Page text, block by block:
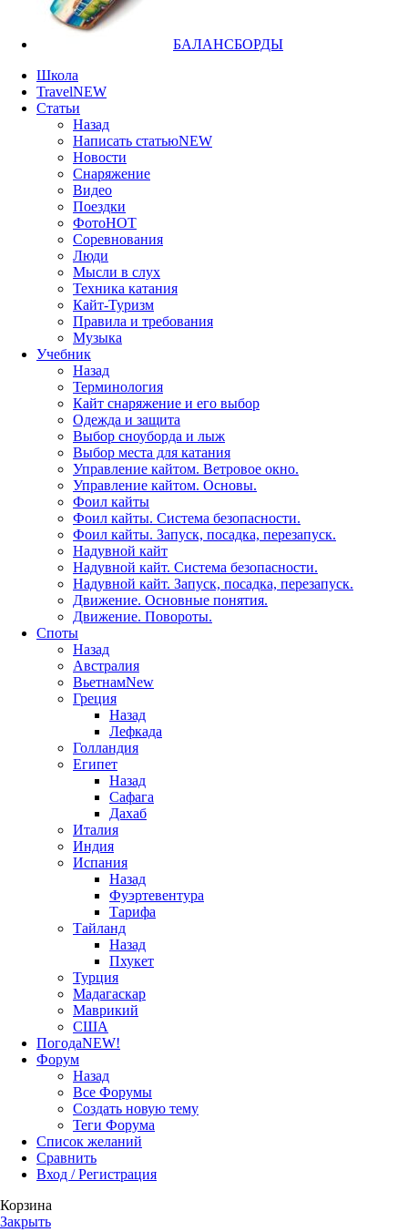
БАЛАНСБОРДЫ
Школа
TravelNEW
Статьи
Назад
Написать статьюNEW
Новости
Снаряжение
Видео
Поездки
ФотоHOT
Соревнования
Люди
Мысли в слух
Техника катания
Кайт-Туризм
Правила и требования
Музыка
Учебник
Назад
Терминология
Кайт снаряжение и его выбор
Одежда и защита
Выбор сноуборда и лыж
Выбор места для катания
Управление кайтом. Ветровое окно.
Управление кайтом. Основы.
Фоил кайты
Фоил кайты. Система безопасности.
Фоил кайты. Запуск, посадка, перезапуск.
Надувной кайт
Надувной кайт. Система безопасности.
Надувной кайт. Запуск, посадка, перезапуск.
Движение. Основные понятия.
Движение. Повороты.
Споты
Назад
Австралия
ВьетнамNew
Греция
Назад
Лефкада
Голландия
Египет
Назад
Сафага
Дахаб
Италия
Индия
Испания
Назад
Фуэртевентура
Тарифа
Тайланд
Назад
Пхукет
Турция
Мадагаскар
Маврикий
США
ПогодаNEW!
Форум
Назад
Все Форумы
Создать новую тему
Теги Форума
Список желаний
Сравнить
Вход / Регистрация
Корзина
Закрыть